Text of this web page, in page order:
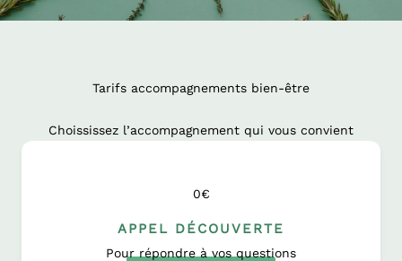
Tarifs accompagnements bien-être
Choississez l’accompagnement qui vous convient
0€
APPEL DÉCOUVERTE
Pour répondre à vos questions